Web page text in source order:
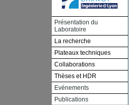
Présentation du
Laboratoire
La recherche
Plateaux techniques
Collaborations
Thèses et HDR
Evénements
Publications